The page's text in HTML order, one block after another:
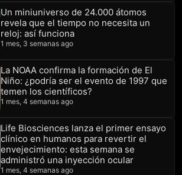
Un miniuniverso de 24.000 átomos
revela que el tiempo no necesita un
reloj: así funciona
1 mes, 3 semanas ago
La NOAA confirma la formación de El
Niño: ¿podría ser el evento de 1997 que
temen los científicos?
1 mes, 4 semanas ago
Life Biosciences lanza el primer ensayo
clínico en humanos para revertir el
envejecimiento: esta semana se
administró una inyección ocular
1 mes, 4 semanas ago